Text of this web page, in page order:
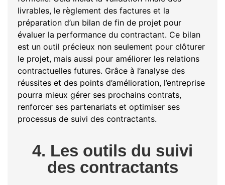
livrables, le règlement des factures et la
préparation d’un bilan de fin de projet pour
évaluer la performance du contractant. Ce bilan
est un outil précieux non seulement pour clôturer
le projet, mais aussi pour améliorer les relations
contractuelles futures. Grâce à l’analyse des
réussites et des points d’amélioration, l’entreprise
pourra mieux gérer ses prochains contrats,
renforcer ses partenariats et optimiser ses
processus de suivi des contractants.
4. Les outils du suivi
des contractants